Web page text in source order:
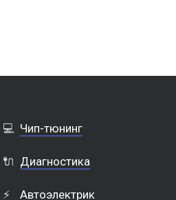
💻 Чип-тюнинг
🔌 Диагностика
⚡ Автоэлектрик